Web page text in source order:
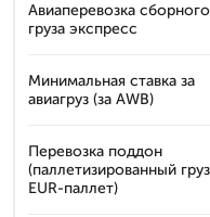
Авиаперевозка сборного
груза экспресс
Минимальная ставка за
авиагруз (за AWB)
Перевозка поддон
(паллетизированный
EUR-паллет)